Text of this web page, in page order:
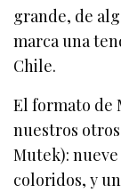
grande, de
marca una
Chile.
El formato de
nuestros
Mutek):
coloridos, y